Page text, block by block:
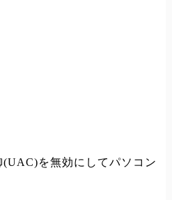
を無効にしてパソコン